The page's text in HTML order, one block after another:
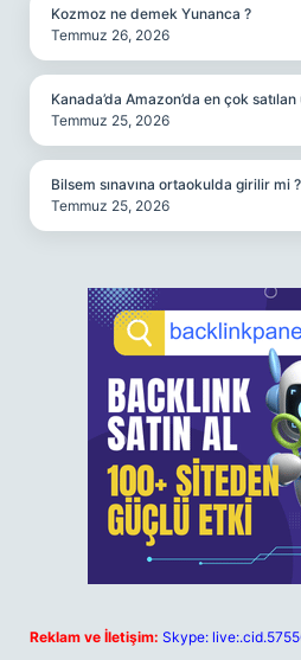
Kozmoz ne demek Yunanca ?
Temmuz 26, 2026
Kanada’da Amazon’da en çok
Temmuz 25, 2026
Bilsem sınavına ortaokulda girilir mi ?
Temmuz 25, 2026
Reklam ve İletişim: Skype: